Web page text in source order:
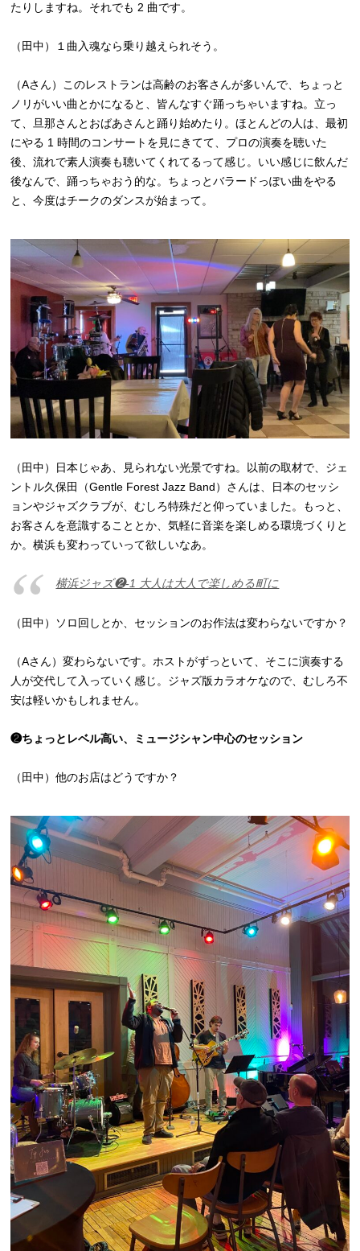
たりしますね。それでも 2 曲です。
（田中）１曲入魂なら乗り越えられそう。
（Aさん）このレストランは高齢のお客さんが多いんで、ちょっと
ノリがいい曲とかになると、皆んなすぐ踊っちゃいますね。立っ
て、旦那さんとおばあさんと踊り始めたり。ほとんどの人は、最初
にやる 1 時間のコンサートを見にきてて、プロの演奏を聴いた
後、流れで素人演奏も聴いてくれてるって感じ。いい感じに飲んだ
後なんで、踊っちゃおう的な。ちょっとバラードっぽい曲をやる
と、今度はチークのダンスが始まって。
（田中）日本じゃあ、見られない光景ですね。以前の取材で、ジェ
ントル久保田（Gentle Forest Jazz Band）さんは、日本のセッシ
ョンやジャズクラブが、むしろ特殊だと仰っていました。もっと、
お客さんを意識することとか、気軽に音楽を楽しめる環境づくりと
か。横浜も変わっていって欲しいなあ。
横浜ジャズ❷-1 大人は大人で楽しめる町に
（田中）ソロ回しとか、セッションのお作法は変わらないですか？
（Aさん）変わらないです。ホストがずっといて、そこに演奏する
人が交代して入っていく感じ。ジャズ版カラオケなので、むしろ不
安は軽いかもしれません。
❷ちょっとレベル高い、ミュージシャン中心のセッション
（田中）他のお店はどうですか？